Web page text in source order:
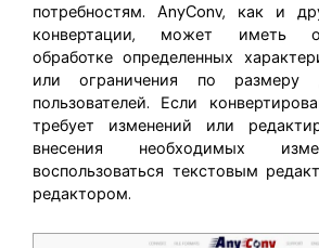
потребностям. AnyConv, как и
конвертации, может иметь
обработке определенных
или ограничения по размеру
пользователей. Если
требует изменений или
внесения необходимых
воспользоваться текстовым
редактором.